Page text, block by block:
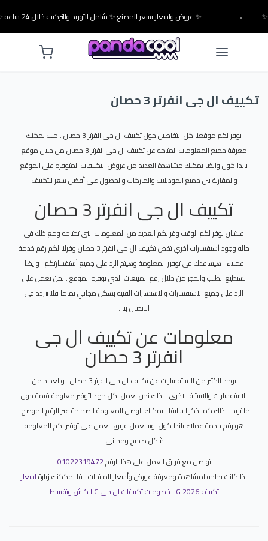
✨ عروض واسعار بسعر المصنع ✨ شامل التوريد والتركيب خلال 24 ساعه ✨ •
تكييف ال جى انفرتر 3 حصان
يوفر لكم موقعنا كل التفاصيل حول تكييف ال جى انفرتر 3 حصان . حيث يمكنك
معرفة جميع المعلومات المتاحه عن تكييف ال جى انفرتر 3 حصان من خلال موقع
باندا كول وايضا يمكنك مشاهدة العديد من عروض التكييفات المتوفره على الموقع
والمقارنة بين جميع الموديلات والماركات والحصول على أفضل سعر للتكييف
تكييف ال جى انفرتر 3 حصان
علشان نوفر لكم الوقت وفر لكم العديد من المعلومات التى تحتاجه ومع ذلك فى
حاله وجود أستفسارات أخري تخص تكييف ال جى انفرتر 3 حصان وفرلنا لكم رقم خدمة
عملاء . هيساعدك فى توفير المعلومة وهيتم الرد على جميع أستفسارتكم . وايضا
تستطيع الطلب والحجز من خلال رقم المبيعات الذي يوفره الموقع . نحن نعمل على
الرد على جميع الاستفسارات والاستشارات الفنية بشكل مجاني تماما فلا تتردد فى
الاتصال بنا .
معلومات عن تكييف ال جى
انفرتر 3 حصان
يوجد الكثير من الاستفسارات عن تكييف ال جى انفرتر 3 حصان . والعديد من
الاستفسارات والاسئلة الاخري . لذلك نحن نعمل بكل جهد لتوفير معلومة قيمة حول
ما تريد . لذلك كما ذكرنا سابقا . يمكنك الوصل للمعلومة الصحيحة عبر الرقم الموضح .
هو رقم حدمة عملاء باندا كول .وسيعمل فريق العمل على توفير لكم المعلومه
بشكل صحيح ومجاني .
تواصل مع فريق العمل على هذا الرقم01022319472
اذا كانت بحاجه لمشاهدة ومعرفة عورض وأسعار المنتجات . فا يمككنك زيارةاسعار
تكييف LG 2026 خصومات تكييفات ال جي LG كاش وتقسيط